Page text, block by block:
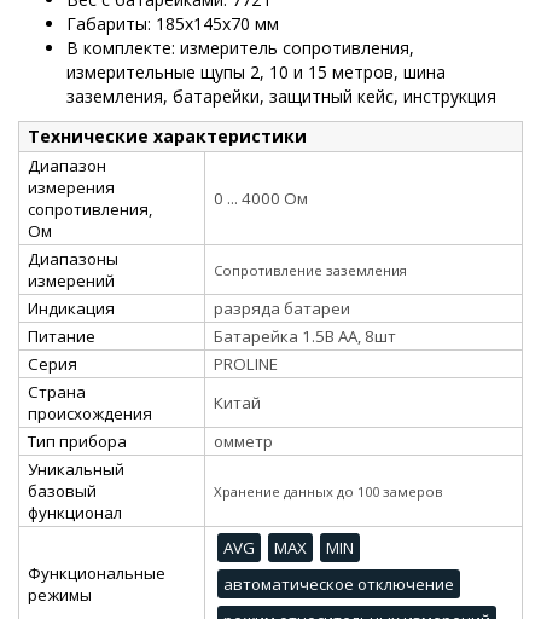
Габариты: 185х145х70 мм
В комплекте: измеритель сопротивления,
измерительные щупы 2, 10 и 15 метров, шина
заземления, батарейки, защитный кейс, инструкция
Технические характеристики
Диапазон
измерения
сопротивления,
Ом
0 ... 4000 Ом
Диапазоны
измерений
Сопротивление заземления
Индикация
разряда батареи
Питание
Батарейка 1.5В АА, 8шт
Серия
PROLINE
Страна
происхождения
Китай
Тип прибора
омметр
Уникальный
базовый
функционал
Хранение данных до 100 замеров
Функциональные
режимы
AVG MAX
MIN
автоматическое отключение